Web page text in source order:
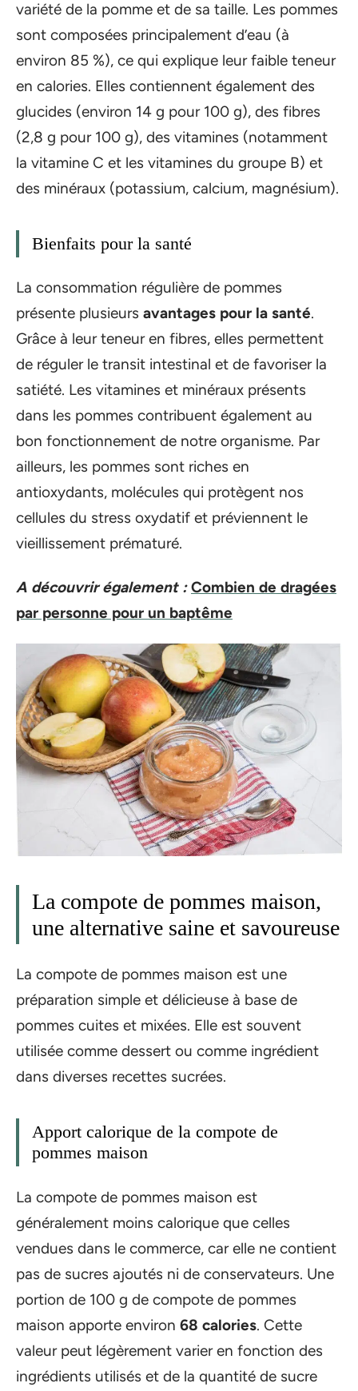
variété de la pomme et de sa taille. Les pommes
sont composées principalement d’eau (à
environ 85 %), ce qui explique leur faible teneur
en calories. Elles contiennent également des
glucides (environ 14 g pour 100 g), des fibres
(2,8 g pour 100 g), des vitamines (notamment
la vitamine C et les vitamines du groupe B) et
des minéraux (potassium, calcium, magnésium).
Bienfaits pour la santé
La consommation régulière de pommes
présente plusieurs avantages pour la santé.
Grâce à leur teneur en fibres, elles permettent
de réguler le transit intestinal et de favoriser la
satiété. Les vitamines et minéraux présents
dans les pommes contribuent également au
bon fonctionnement de notre organisme. Par
ailleurs, les pommes sont riches en
antioxydants, molécules qui protègent nos
cellules du stress oxydatif et préviennent le
vieillissement prématuré.
A découvrir également : Combien de dragées
par personne pour un baptême
La compote de pommes maison,
une alternative saine et savoureuse
La compote de pommes maison est une
préparation simple et délicieuse à base de
pommes cuites et mixées. Elle est souvent
utilisée comme dessert ou comme ingrédient
dans diverses recettes sucrées.
Apport calorique de la compote de
pommes maison
La compote de pommes maison est
généralement moins calorique que celles
vendues dans le commerce, car elle ne contient
pas de sucres ajoutés ni de conservateurs. Une
portion de 100 g de compote de pommes
maison apporte environ 68 calories. Cette
valeur peut légèrement varier en fonction des
ingrédients utilisés et de la quantité de sucre